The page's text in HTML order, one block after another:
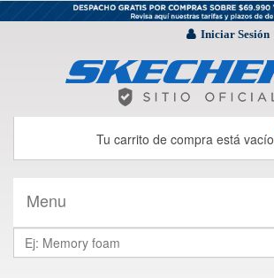
Iniciar Sesión
Tu carrito de compra está vacío
Menu